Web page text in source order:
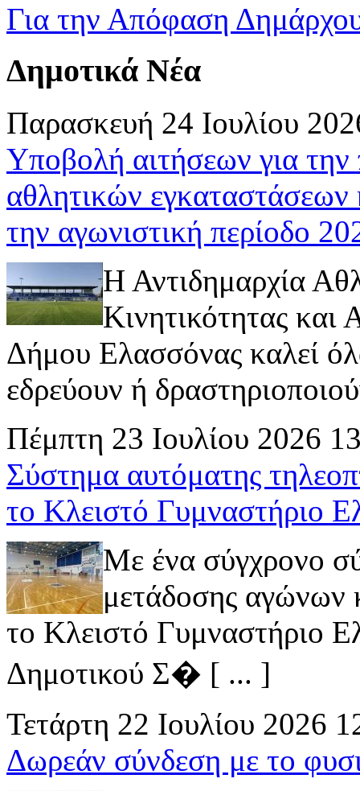
Για την Απόφαση
Δημοτικά Νέα
Παρασκευή 24 Ιουλίου
Υποβολή αιτήσεων για
αθλητικών
την αγωνιστική περίοδο
Η Αντιδημαρχία
Κινητικότητας
Δήμου Ελασσόνας καλεί
εδρεύουν ή
Πέμπτη 23 Ιουλίου 2026
Σύστημα αυτόματης
το Κλειστό Γυμναστήριο
Με ένα σύγχρονο
μετάδοσης αγώνων
το Κλειστό Γυμναστήριο
Δημοτικού Σ� [ ... ]
Τετάρτη 22 Ιουλίου 2026
Δωρεάν σύνδεση με το